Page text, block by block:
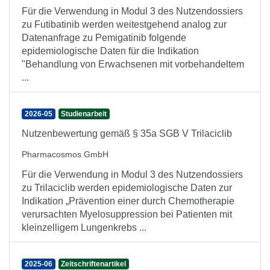
Für die Verwendung in Modul 3 des Nutzendossiers
zu Futibatinib werden weitestgehend analog zur
Datenanfrage zu Pemigatinib folgende
epidemiologische Daten für die Indikation
"Behandlung von Erwachsenen mit vorbehandeltem
...
2026-05 Studienarbeit
Nutzenbewertung gemäß § 35a SGB V Trilaciclib
Pharmacosmos GmbH
Für die Verwendung in Modul 3 des Nutzendossiers
zu Trilaciclib werden epidemiologische Daten zur
Indikation „Prävention einer durch Chemotherapie
verursachten Myelosuppression bei Patienten mit
kleinzelligem Lungenkrebs ...
2025-06 Zeitschriftenartikel